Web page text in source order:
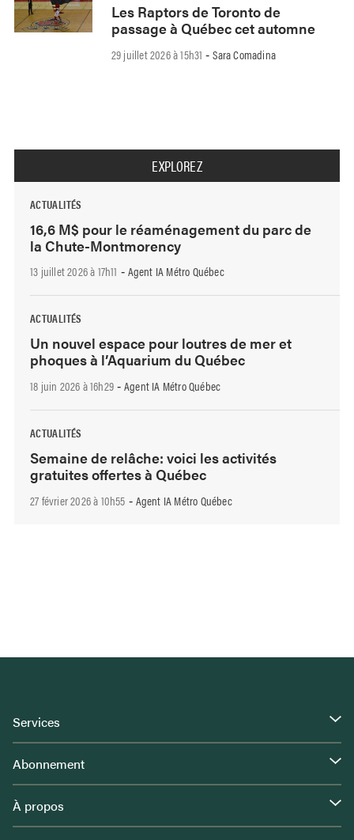
Les Raptors de Toronto de
passage à Québec cet automne
29 juillet 2026 à 15h31 -Sara Comadina
EXPLOREZ
ACTUALITÉS
16,6 M$ pour le réaménagement du parc de
la Chute-Montmorency
13 juillet 2026 à 17h11 - Agent IA Métro Québec
ACTUALITÉS
Un nouvel espace pour loutres de mer et
phoques à l’Aquarium du Québec
18 juin 2026 à 16h29 - Agent IA Métro Québec
ACTUALITÉS
Semaine de relâche: voici les activités
gratuites offertes à Québec
27 février 2026 à 10h55 - Agent IA Métro Québec
Services
Abonnement
À propos